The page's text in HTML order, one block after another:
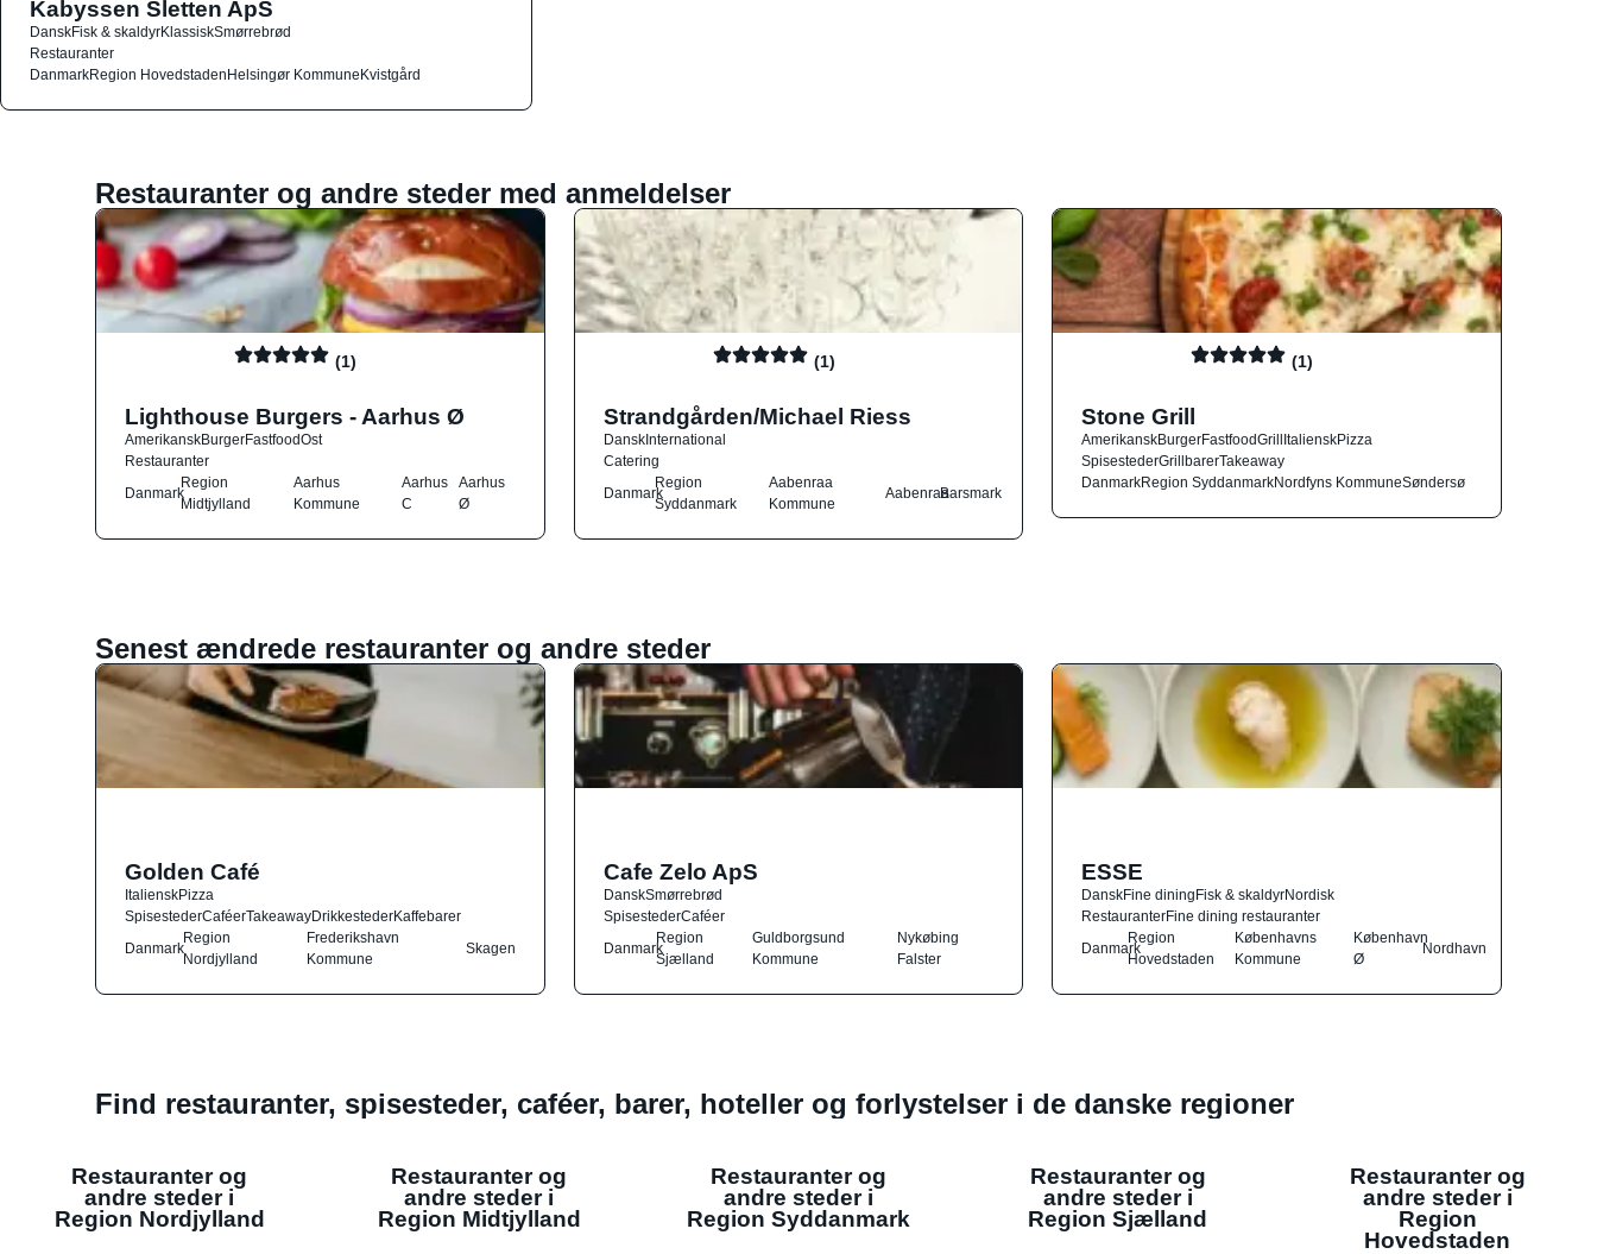
Kabyssen Sletten ApS
DanskFisk & skaldyrKlassiskSmørrebrød
Restauranter
DanmarkRegion HovedstadenHelsingør KommuneKvistgård
Restauranter og andre steder med anmeldelser
(1)
Lighthouse Burgers - Aarhus Ø
AmerikanskBurgerFastfoodOst
Restauranter
Danmark
Region
Midtjylland
Aarhus
Kommune
Aarhus
C
Aarhus
Ø
(1)
Strandgården/Michael Riess
DanskInternational
Catering
Danmark
Region
Syddanmark
Aabenraa
Kommune
AabenraaBarsmark
(1)
Stone Grill
AmerikanskBurgerFastfoodGrillItalienskPizza
SpisestederGrillbarerTakeaway
DanmarkRegion SyddanmarkNordfyns KommuneSøndersø
Senest ændrede restauranter og andre steder
Golden Café
ItalienskPizza
SpisestederCaféerTakeawayDrikkestederKaffebarer
Danmark
Region
Nordjylland
Frederikshavn
Kommune
Skagen
Cafe Zelo ApS
DanskSmørrebrød
SpisestederCaféer
Danmark
Region
Sjælland
Guldborgsund
Kommune
Nykøbing
Falster
ESSE
DanskFine diningFisk & skaldyrNordisk
RestauranterFine dining restauranter
Danmark
Region
Hovedstaden
Københavns
Kommune
København
Ø
Nordhavn
Find restauranter, spisesteder, caféer, barer, hoteller og forlystelser i de danske regioner
Restauranter og
andre steder i
Region Nordjylland
Restauranter og
andre steder i
Region Midtjylland
Restauranter og
andre steder i
Region Syddanmark
Restauranter og
andre steder i
Region Sjælland
Restauranter og
andre steder i
Region
Hovedstaden